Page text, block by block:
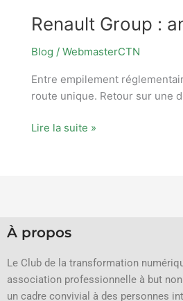
Renault Group :
Blog / WebmasterCTN
Entre empilement
route unique. Retour sur une
Lire la suite »
À propos
Le Club de la transformation
association professionnelle à but
un cadre convivial à des personnes